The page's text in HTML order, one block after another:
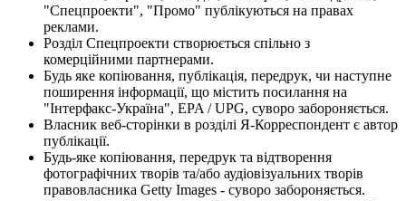
"Спецпроекти", "Промо" публікуються на правах
реклами.
Розділ Спецпроекти створюється спільно з
комерційними партнерами.
Будь яке копіювання, публікація, передрук, чи наступне
поширення інформації, що містить посилання на
"Інтерфакс-Україна", EPA / UPG, суворо забороняється.
Власник веб-сторінки в розділі Я-Корреспондент є автор
публікації.
Будь-яке копіювання, передрук та відтворення
фотографічних творів та/або аудіовізуальних творів
правовласника Getty Images - суворо забороняється.